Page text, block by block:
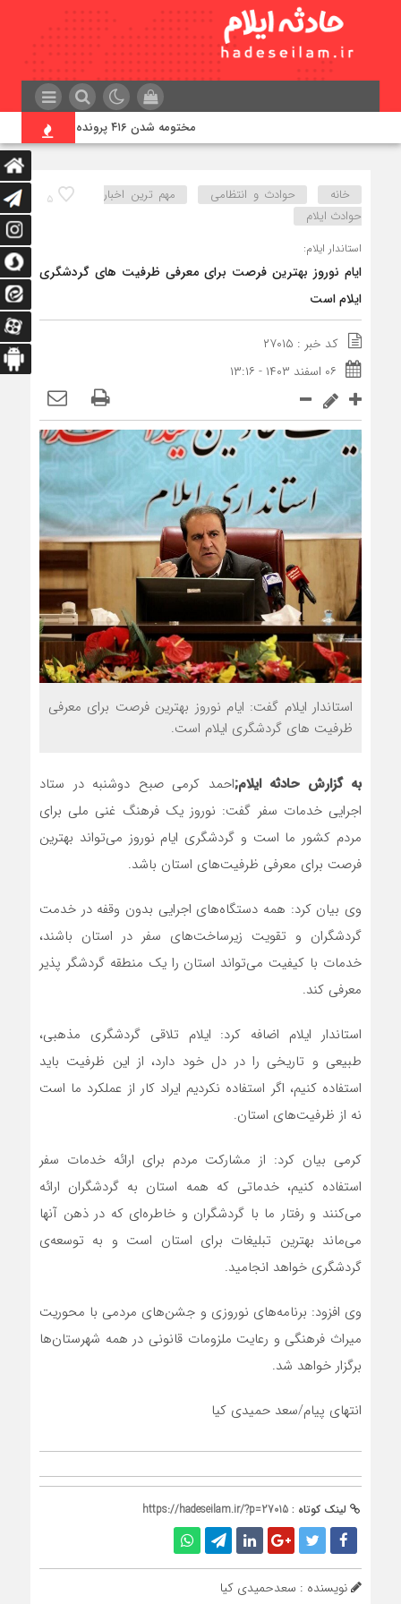
مختومه شدن ۴۱۶ پرونده در هیئت‌های صلح ایلام
۵ خانه حوادث و انتظامی
مهم ترین اخبار
حوادث ایلام
استاندار ایلام:
ایام نوروز بهترین فرصت برای معرفی ظرفیت های گردشگری
ایلام است
کد خبر : ۲۷۰۱۵
۰۶ اسفند ۱۴۰۳ - ۱۳:۱۶
استاندار ایلام گفت: ایام نوروز بهترین فرصت برای معرفی
ظرفیت های گردشگری ایلام است.
به گزارش حادثه ایلام;احمد کرمی صبح دوشنبه در ستاد
اجرایی خدمات سفر گفت: نوروز یک فرهنگ غنی ملی برای
مردم کشور ما است و گردشگری ایام نوروز می‌تواند بهترین
فرصت برای معرفی ظرفیت‌های استان باشد.
وی بیان کرد: همه دستگاه‌های اجرایی بدون وقفه در خدمت
گردشگران و تقویت زیرساخت‌های سفر در استان باشند،
خدمات با کیفیت می‌تواند استان را یک منطقه گردشگر پذیر
معرفی کند.
استاندار ایلام اضافه کرد: ایلام تلاقی گردشگری مذهبی،
طبیعی و تاریخی را در دل خود دارد، از این ظرفیت باید
استفاده کنیم، اگر استفاده نکردیم ایراد کار از عملکرد ما است
نه از ظرفیت‌های استان.
کرمی بیان کرد: از مشارکت مردم برای ارائه خدمات سفر
استفاده کنیم، خدماتی که همه استان به گردشگران ارائه
می‌کنند و رفتار ما با گردشگران و خاطره‌ای که در ذهن آنها
می‌ماند بهترین تبلیغات برای استان است و به توسعه‌ی
گردشگری خواهد انجامید.
وی افزود: برنامه‌های نوروزی و جشن‌های مردمی با محوریت
میراث فرهنگی و رعایت ملزومات قانونی در همه شهرستان‌ها
برگزار خواهد شد.
انتهای پیام/سعد حمیدی کیا
لینک کوتاه : https://hadeseilam.ir/?p=27015
نویسنده : سعدحمیدی کیا